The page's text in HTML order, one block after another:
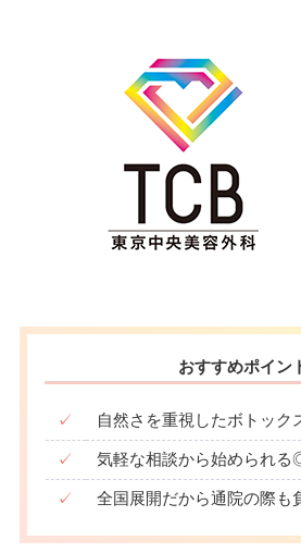
おすすめポイン
✓ 自然さを重視したボトック
✓ 気軽な相談から始められ
✓ 全国展開だから通院の際も